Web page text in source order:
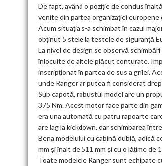
De fapt, având o poziție de condus
venite din partea organizației
Acum situația s-a schimbat în cazul
obținut 5 stele la testele de siguranță
La nivel de design se observă
înlocuite de altele plăcut conturate.
inscripționat în partea de sus a grilei.
unde Ranger ar putea fi considerat
Sub capotă, robustul model are un
375 Nm. Acest motor face parte din
era una automată cu patru rapoarte
are lag la kickdown, dar schimbarea
Bena modelului cu cabină dublă, adică
mm și înalt de 511 mm și cu o lățime de
Toate modelele Ranger sunt echipate